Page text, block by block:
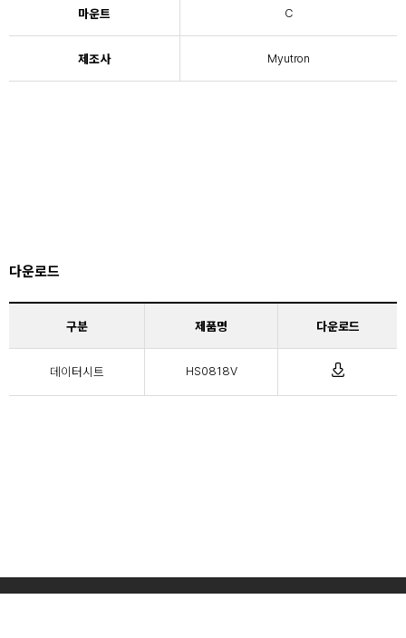
마운트 C
제조사 Myutron
다운로드
구분 제품명 다운로드
데이터시트 HS0818V